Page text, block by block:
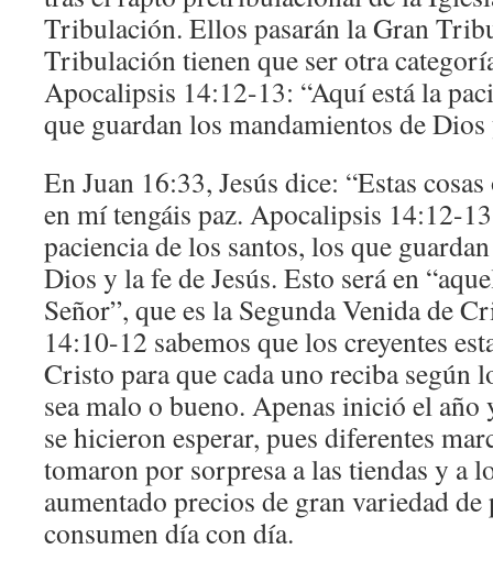
Tribulación. Ellos pasarán la Gran
Tribulación tienen que ser otra
Apocalipsis 14:12-13: “Aquí está la
que guardan los mandamientos de Dios
En Juan 16:33, Jesús dice: “Estas
en mí tengáis paz. Apocalipsis 14:12-
paciencia de los santos, los que
Dios y la fe de Jesús. Esto será en
Señor”, que es la Segunda Venida de
14:10-12 sabemos que los creyentes
Cristo para que cada uno reciba según
sea malo o bueno. Apenas inició el
se hicieron esperar, pues diferentes
tomaron por sorpresa a las tiendas y a
aumentado precios de gran variedad de
consumen día con día.